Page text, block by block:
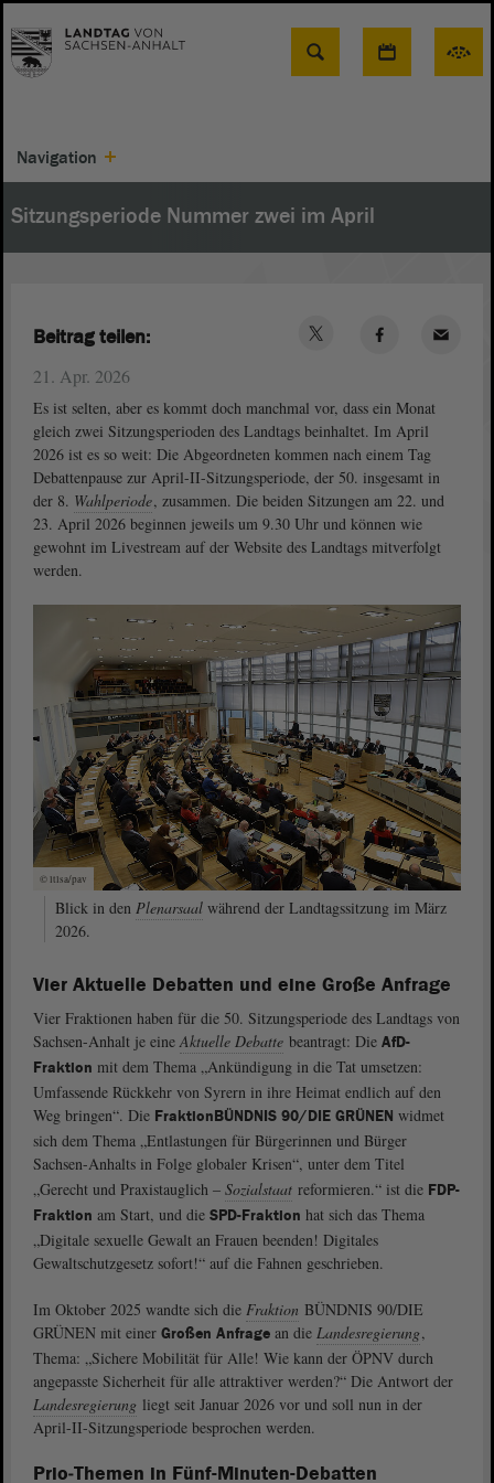
Suche
Navigation
Sitzungsperiode Nummer zwei im April
21. Apr. 2026
Es ist selten, aber es kommt doch manchmal vor, dass ein Monat
gleich zwei Sitzungsperioden des Landtags beinhaltet. Im April
2026 ist es so weit: Die Abgeordneten kommen nach einem Tag
Debattenpause zur April-II-Sitzungsperiode, der 50. insgesamt in
der 8. Wahlperiode, zusammen. Die beiden Sitzungen am 22. und
23. April 2026 beginnen jeweils um 9.30 Uhr und können wie
gewohnt im Livestream auf der Website des Landtags mitverfolgt
werden.
© ltlsa/pav
Blick in den Plenarsaal während der Landtagssitzung im März
2026.
Vier Aktuelle Debatten und eine Große Anfrage
Vier Fraktionen haben für die 50. Sitzungsperiode des Landtags von
Sachsen-Anhalt je eine Aktuelle Debatte beantragt: Die AfD-
Fraktion mit dem Thema „Ankündigung in die Tat umsetzen:
Umfassende Rückkehr von Syrern in ihre Heimat endlich auf den
Weg bringen“. Die FraktionBÜNDNIS 90/DIE GRÜNEN widmet
sich dem Thema „Entlastungen für Bürgerinnen und Bürger
Sachsen-Anhalts in Folge globaler Krisen“, unter dem Titel
„Gerecht und Praxistauglich ‒ Sozialstaat reformieren.“ ist die FDP-
Fraktion am Start, und die SPD-Fraktion hat sich das Thema
„Digitale sexuelle Gewalt an Frauen beenden! Digitales
Gewaltschutzgesetz sofort!“ auf die Fahnen geschrieben.
Im Oktober 2025 wandte sich die Fraktion BÜNDNIS 90/DIE
GRÜNEN mit einer Großen Anfrage an die Landesregierung,
Thema: „Sichere Mobilität für Alle! Wie kann der ÖPNV durch
angepasste Sicherheit für alle attraktiver werden?“ Die Antwort der
Landesregierung liegt seit Januar 2026 vor und soll nun in der
April-II-Sitzungsperiode besprochen werden.
Prio‒Themen in Fünf-Minuten-Debatten
Beitrag teilen: